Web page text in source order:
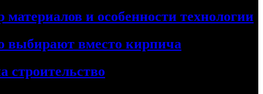
и особенности технологии
выбирают вместо кирпича
строительство